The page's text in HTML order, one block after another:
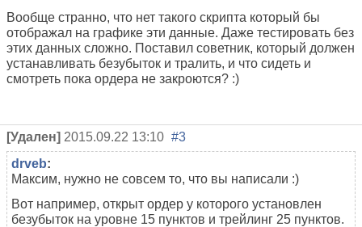
Вообще странно, что нет такого скрипта который бы
отображал на графике эти данные. Даже тестировать без
этих данных сложно. Поставил советник, который должен
устанавливать безубыток и тралить, и что сидеть и
смотреть пока ордера не закроются? :)
[Удален] 2015.09.22 13:10 #3
drveb:
Максим, нужно не совсем то, что вы написали :)
Вот например, открыт ордер у которого установлен
безубыток на уровне 15 пунктов и трейлинг 25 пунктов.